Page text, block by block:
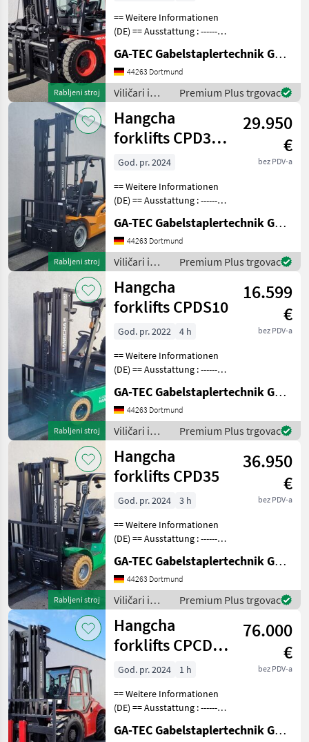
Rabljeni stroj
== Weitere Informationen
(DE) == Ausstattung : ----------
Vollkabine - Vollfreihub -
Heizung -
Arbeitsscheinwerfer vorne
Anbaugerät
GA-TEC Gabelstaplertechnik GmbH
44263 Dortmund
Viličari i
skladišna
tehnika /
Hangcha
forklifts
Premium Plus trgovac
Rabljeni stroj
Hangcha
forklifts CPD35-
XEY2-SI
29.950
€
bez PDV-a
God. pr. 2024
== Weitere Informationen
(DE) == Ausstattung : ----------
4. Ventil - Dachabdeckung -
Arbeitsscheinwerfer vorne
Anbaugeräte : -----
GA-TEC Gabelstaplertechnik GmbH
44263 Dortmund
Viličari i
skladišna
tehnika /
Hangcha
forklifts
Premium Plus trgovac
Rabljeni stroj
Hangcha
forklifts CPDS10
16.599
€
bez PDV-a
God. pr. 2022
4 h
== Weitere Informationen
(DE) == Ausstattung : ----------
Dachabdeckung -
Vollfreihub -
Arbeitsscheinwerfer vorne -
Nicht kreidend
GA-TEC Gabelstaplertechnik GmbH
44263 Dortmund
Viličari i
skladišna
tehnika /
Hangcha
forklifts
Premium Plus trgovac
Rabljeni stroj
Hangcha
forklifts CPD35
36.950
€
bez PDV-a
God. pr. 2024
3 h
== Weitere Informationen
(DE) == Ausstattung : ----------
4. Ventil - Vollfreihub -
Arbeitsscheinwerfer vorne
Anbaugeräte : -------
GA-TEC Gabelstaplertechnik GmbH
44263 Dortmund
Viličari i
skladišna
tehnika /
Hangcha
forklifts
Premium Plus trgovac
Hangcha
forklifts CPCD50
All Rad
76.000
€
bez PDV-a
God. pr. 2024
1 h
== Weitere Informationen
(DE) == Ausstattung : ----------
4. Ventil - Vollkabine -
GA-TEC Gabelstaplertechnik GmbH